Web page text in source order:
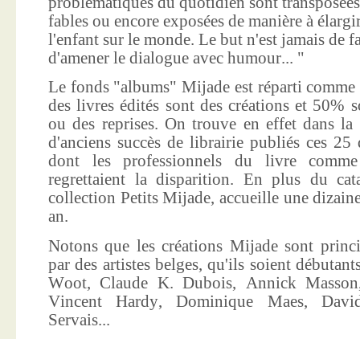
fables ou encore exposées de manière à
l'enfant sur le monde. Le but n'est jamais de
d'amener le dialogue avec humour... "
Le fonds "albums" Mijade est réparti
des livres édités sont des créations et 50%
ou des reprises. On trouve en effet dans
d'anciens succès de librairie publiés ces 25
dont les professionnels du livre
regrettaient la disparition. En plus du
collection Petits Mijade, accueille une
an.
Notons que les créations Mijade sont
par des artistes belges, qu'ils soient
Woot, Claude K. Dubois, Annick
Vincent Hardy, Dominique Maes,
Servais...